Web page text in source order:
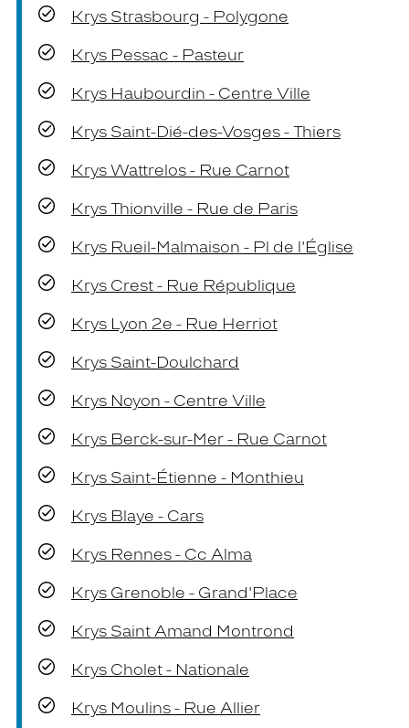
Krys Strasbourg - Polygone
Krys Pessac - Pasteur
Krys Haubourdin - Centre Ville
Krys Saint-Dié-des-Vosges - Thiers
Krys Wattrelos - Rue Carnot
Krys Thionville - Rue de Paris
Krys Rueil-Malmaison - Pl de l'Église
Krys Crest - Rue République
Krys Lyon 2e - Rue Herriot
Krys Saint-Doulchard
Krys Noyon - Centre Ville
Krys Berck-sur-Mer - Rue Carnot
Krys Saint-Étienne - Monthieu
Krys Blaye - Cars
Krys Rennes - Cc Alma
Krys Grenoble - Grand'Place
Krys Saint Amand Montrond
Krys Cholet - Nationale
Krys Moulins - Rue Allier